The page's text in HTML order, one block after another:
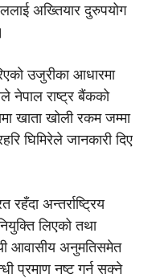
अख्तियार दुरुपयोग
उजुरीका आधारमा
नेपाल राष्ट्र बैंकको
खाता खोली रकम जम्मा
घिमिरेले जानकारी दिए
रहँदा अन्तर्राष्ट्रिय
लिएको तथा
आवासीय अनुमतिसमेत
प्रमाण नष्ट गर्न सक्ने